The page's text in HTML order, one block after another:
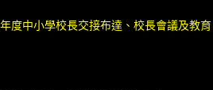
度中小學校長交接布達、校長會議及教育